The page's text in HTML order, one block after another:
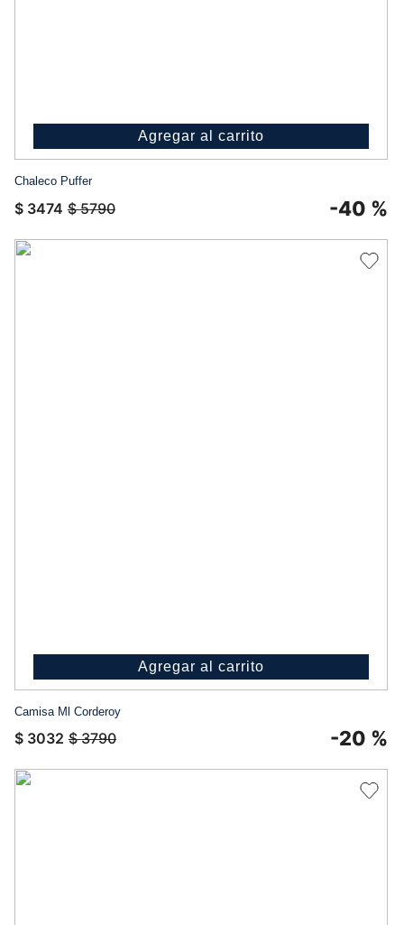
Agregar al carrito
Chaleco Puffer
$ 3474 $ 5790 -40 %
Agregar al carrito
Camisa Ml Corderoy
$ 3032 $ 3790 -20 %